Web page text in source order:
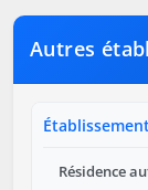
Autres
Résidence